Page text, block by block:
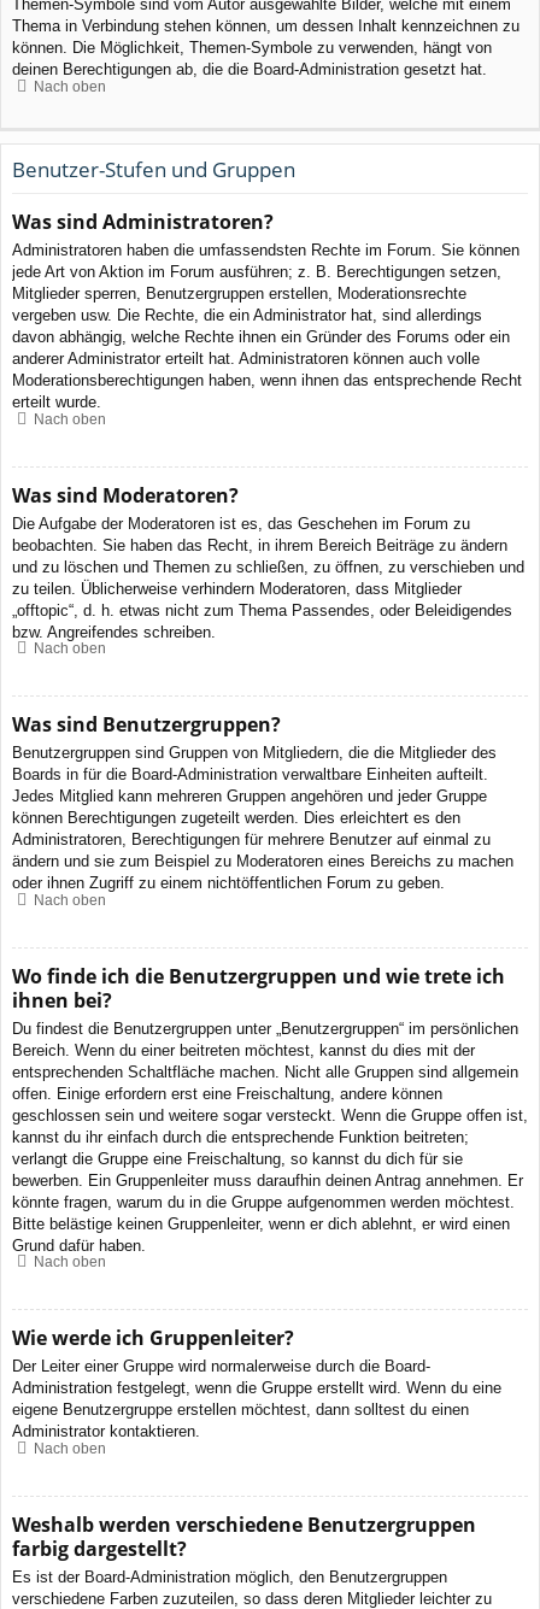
Themen-Symbole sind vom Autor ausgewählte Bilder, welche mit einem
Thema in Verbindung stehen können, um dessen Inhalt kennzeichnen zu
können. Die Möglichkeit, Themen-Symbole zu verwenden, hängt von
deinen Berechtigungen ab, die die Board-Administration gesetzt hat.
Nach oben
Benutzer-Stufen und Gruppen
Was sind Administratoren?
Administratoren haben die umfassendsten Rechte im Forum. Sie können
jede Art von Aktion im Forum ausführen; z. B. Berechtigungen setzen,
Mitglieder sperren, Benutzergruppen erstellen, Moderationsrechte
vergeben usw. Die Rechte, die ein Administrator hat, sind allerdings
davon abhängig, welche Rechte ihnen ein Gründer des Forums oder ein
anderer Administrator erteilt hat. Administratoren können auch volle
Moderationsberechtigungen haben, wenn ihnen das entsprechende Recht
erteilt wurde.
Nach oben
Was sind Moderatoren?
Die Aufgabe der Moderatoren ist es, das Geschehen im Forum zu
beobachten. Sie haben das Recht, in ihrem Bereich Beiträge zu ändern
und zu löschen und Themen zu schließen, zu öffnen, zu verschieben und
zu teilen. Üblicherweise verhindern Moderatoren, dass Mitglieder
„offtopic“, d. h. etwas nicht zum Thema Passendes, oder Beleidigendes
bzw. Angreifendes schreiben.
Nach oben
Was sind Benutzergruppen?
Benutzergruppen sind Gruppen von Mitgliedern, die die Mitglieder des
Boards in für die Board-Administration verwaltbare Einheiten aufteilt.
Jedes Mitglied kann mehreren Gruppen angehören und jeder Gruppe
können Berechtigungen zugeteilt werden. Dies erleichtert es den
Administratoren, Berechtigungen für mehrere Benutzer auf einmal zu
ändern und sie zum Beispiel zu Moderatoren eines Bereichs zu machen
oder ihnen Zugriff zu einem nichtöffentlichen Forum zu geben.
Nach oben
Wo finde ich die Benutzergruppen und wie trete ich
ihnen bei?
Du findest die Benutzergruppen unter „Benutzergruppen“ im persönlichen
Bereich. Wenn du einer beitreten möchtest, kannst du dies mit der
entsprechenden Schaltfläche machen. Nicht alle Gruppen sind allgemein
offen. Einige erfordern erst eine Freischaltung, andere können
geschlossen sein und weitere sogar versteckt. Wenn die Gruppe offen ist,
kannst du ihr einfach durch die entsprechende Funktion beitreten;
verlangt die Gruppe eine Freischaltung, so kannst du dich für sie
bewerben. Ein Gruppenleiter muss daraufhin deinen Antrag annehmen. Er
könnte fragen, warum du in die Gruppe aufgenommen werden möchtest.
Bitte belästige keinen Gruppenleiter, wenn er dich ablehnt, er wird einen
Grund dafür haben.
Nach oben
Wie werde ich Gruppenleiter?
Der Leiter einer Gruppe wird normalerweise durch die Board-
Administration festgelegt, wenn die Gruppe erstellt wird. Wenn du eine
eigene Benutzergruppe erstellen möchtest, dann solltest du einen
Administrator kontaktieren.
Nach oben
Weshalb werden verschiedene Benutzergruppen
farbig dargestellt?
Es ist der Board-Administration möglich, den Benutzergruppen
verschiedene Farben zuzuteilen, so dass deren Mitglieder leichter zu